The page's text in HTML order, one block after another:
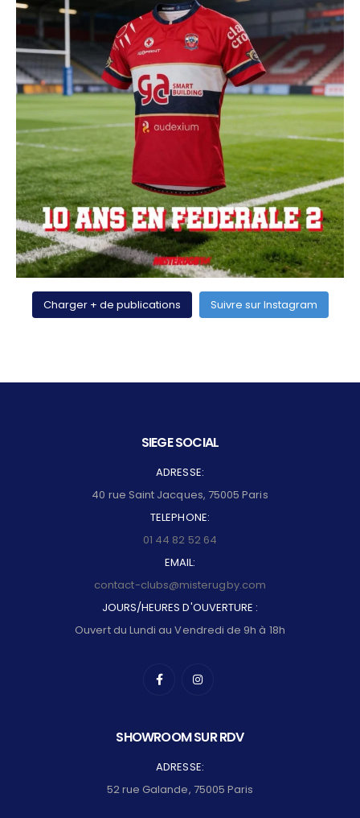
Charger + de publications Suivre sur Instagram
SIEGE SOCIAL
ADRESSE:
40 rue Saint Jacques, 75005 Paris
TELEPHONE:
01 44 82 52 64
EMAIL:
contact-clubs@misterugby.com
JOURS/HEURES D'OUVERTURE :
Ouvert du Lundi au Vendredi de 9h à 18h
SHOWROOM SUR RDV
ADRESSE:
52 rue Galande, 75005 Paris